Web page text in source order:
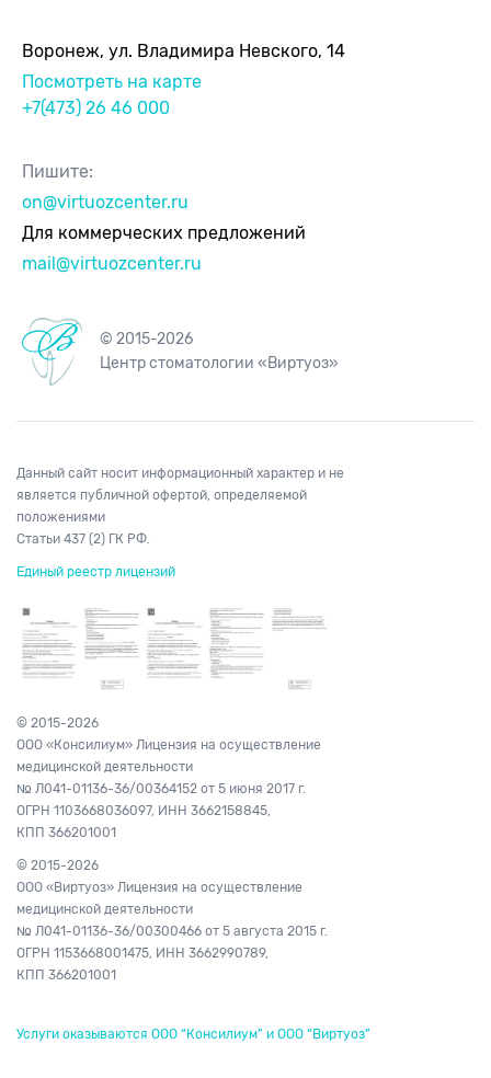
Воронеж, ул. Владимира Невского, 14
Посмотреть на карте
+7(473) 26 46 000
Пишите:
on@virtuozcenter.ru
Для коммерческих предложений
mail@virtuozcenter.ru
© 2015-2026
Центр стоматологии «Виртуоз»
Данный сайт носит информационный характер и не
является публичной офертой, определяемой
положениями
Статьи 437 (2) ГК РФ.
Единый реестр лицензий
© 2015-2026
ООО «Консилиум» Лицензия на осуществление
медицинской деятельности
№ Л041-01136-36/00364152 от 5 июня 2017 г.
ОГРН 1103668036097, ИНН 3662158845,
КПП 366201001
© 2015-2026
ООО «Виртуоз» Лицензия на осуществление
медицинской деятельности
№ Л041-01136-36/00300466 от 5 августа 2015 г.
ОГРН 1153668001475, ИНН 3662990789,
КПП 366201001
Услуги оказываются ООО “Консилиум” и ООО “Виртуоз”